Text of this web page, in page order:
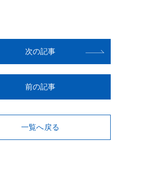
前の記事
次の記事
一覧へ戻る